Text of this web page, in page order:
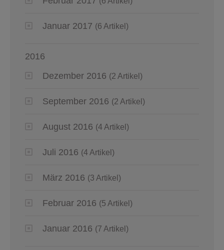
Januar 2017 (6 Artikel)
2016
Dezember 2016 (2 Artikel)
September 2016 (2 Artikel)
August 2016 (4 Artikel)
Juli 2016 (4 Artikel)
März 2016 (3 Artikel)
Februar 2016 (5 Artikel)
Januar 2016 (7 Artikel)